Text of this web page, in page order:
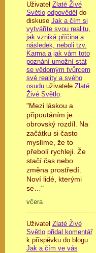
Uživatel Zlaté Živé
Světlo odpověděl do
diskuse Jak a čím si
vytváříte svou realitu,
jak vzniká příčina a
následek, neboli tzv.
Karma a jak vám toto
poznání umožní stát
se vědomým tvůrcem
své reality a svého
osuduuživatele Zlaté
Živé Světlo.
"Mezi láskou a
připoutáním je
obrovský rozdíl. Na
začátku si často
myslíme, že to
přebolí rychleji. Že
stačí čas nebo
změna prostředí.
Noví lidé, kterými
se…"
včera
Uživatel Zlaté Živé
Světlo přidal komentář
k příspěvku do blogu
Jak a čím ve vás